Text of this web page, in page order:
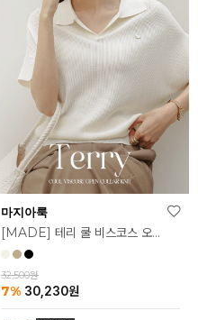
마지아룩
[MADE] 테리 쿨 비스코스 오픈 카라 니트
32,500원
7% 30,230원